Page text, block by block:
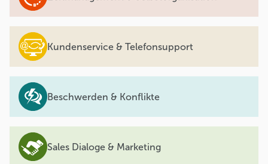
Kundenservice & Telefonsupport
Beschwerden & Konflikte
Sales Dialoge & Marketing